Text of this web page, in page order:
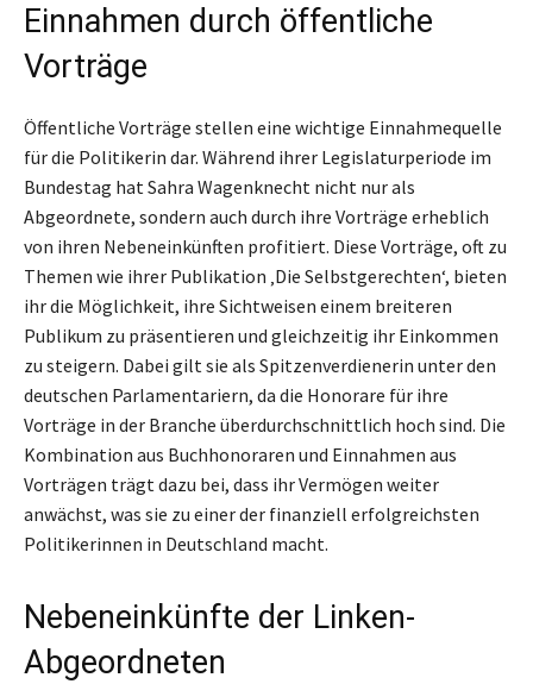
Einnahmen durch öffentliche
Vorträge
Öffentliche Vorträge stellen eine wichtige Einnahmequelle
für die Politikerin dar. Während ihrer Legislaturperiode im
Bundestag hat Sahra Wagenknecht nicht nur als
Abgeordnete, sondern auch durch ihre Vorträge erheblich
von ihren Nebeneinkünften profitiert. Diese Vorträge, oft zu
Themen wie ihrer Publikation ‚Die Selbstgerechten‘, bieten
ihr die Möglichkeit, ihre Sichtweisen einem breiteren
Publikum zu präsentieren und gleichzeitig ihr Einkommen
zu steigern. Dabei gilt sie als Spitzenverdienerin unter den
deutschen Parlamentariern, da die Honorare für ihre
Vorträge in der Branche überdurchschnittlich hoch sind. Die
Kombination aus Buchhonoraren und Einnahmen aus
Vorträgen trägt dazu bei, dass ihr Vermögen weiter
anwächst, was sie zu einer der finanziell erfolgreichsten
Politikerinnen in Deutschland macht.
Nebeneinkünfte der Linken-
Abgeordneten